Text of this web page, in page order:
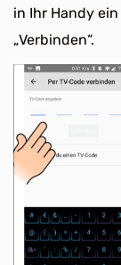
in Ihr Handy
„Verbinden“.